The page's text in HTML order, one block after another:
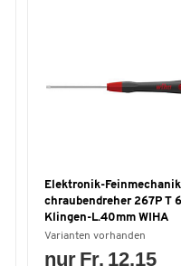
Elektronik-
chraubendreher 267P T 6
Klingen-L.40mm WIHA
Varianten vorhanden
nur Fr. 12.15